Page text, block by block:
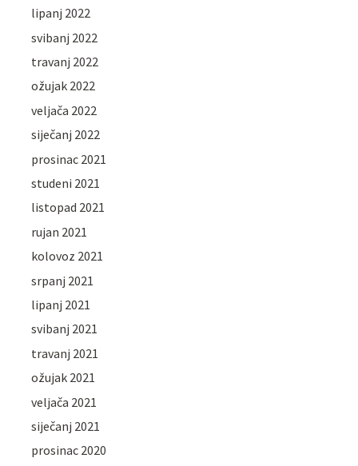
lipanj 2022
svibanj 2022
travanj 2022
ožujak 2022
veljača 2022
siječanj 2022
prosinac 2021
studeni 2021
listopad 2021
rujan 2021
kolovoz 2021
srpanj 2021
lipanj 2021
svibanj 2021
travanj 2021
ožujak 2021
veljača 2021
siječanj 2021
prosinac 2020